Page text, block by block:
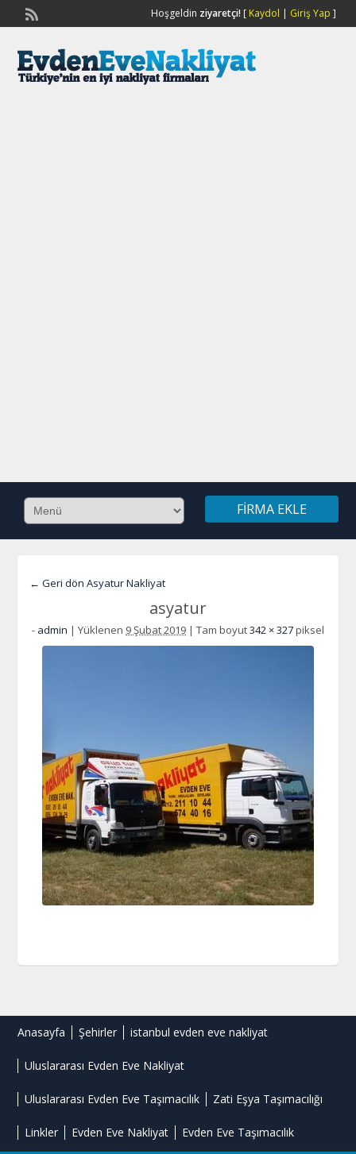
Hoşgeldin ziyaretçi![ Kaydol | Giriş Yap ]
FIRMA EKLE
← Geri dön Asyatur Nakliyat
asyatur
- admin | Yüklenen 9 Şubat 2019 | Tam boyut342 × 327piksel
Anasayfa Şehirler istanbul evden eve nakliyat
Uluslararası Evden Eve Nakliyat
Uluslararası Evden Eve Taşımacılık Zati Eşya Taşımacılığı
Linkler Evden Eve Nakliyat Evden Eve Taşımacılık